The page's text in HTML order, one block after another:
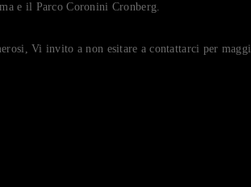
e il Parco Coronini Cronberg.
Vi invito a non esitare a contattarci per